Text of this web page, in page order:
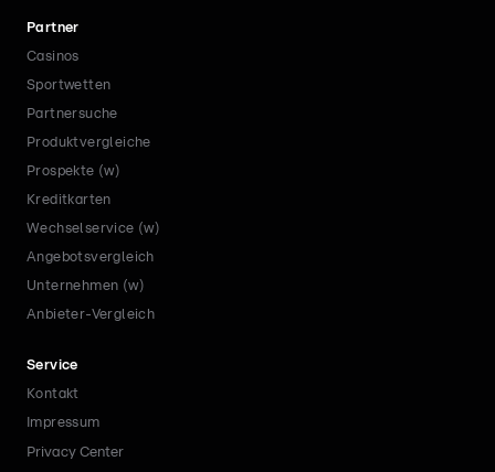
Partner
Casinos
Sportwetten
Partnersuche
Produktvergleiche
Prospekte (w)
Kreditkarten
Wechselservice (w)
Angebotsvergleich
Unternehmen (w)
Anbieter-Vergleich
Service
Kontakt
Impressum
Privacy Center